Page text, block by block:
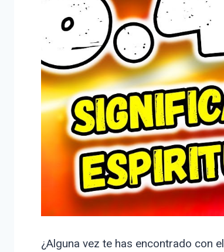
¿Alguna vez te has encontrado con